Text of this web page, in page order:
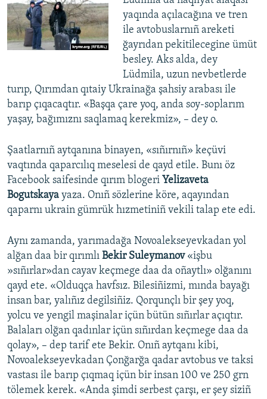
yaqında açılacağına ve tren
ile avtobuslarnıñ areketi
ğayrıdan pekitilecegine ümüt
besley. Aks alda, dey
Lüdmila, uzun nevbetlerde
turıp, Qırımdan qıtaiy Ukrainağa şahsiy arabası ile
barıp çıqacaqtır. «Başqa çare yoq, anda soy-soplarım
yaşay, bağımıznı saqlamaq kerekmiz», – dey o.
Şaatlarnıñ aytqanına binayen, «sıñırnıñ» keçüvi
vaqtında qaparcılıq meselesi de qayd etile. Bunı öz
Facebook saifesinde qırım blogeri Yelizaveta
Bogutskaya yaza. Onıñ sözlerine köre, aqayından
qaparnı ukrain gümrük hızmetiniñ vekili talap ete edi.
Aynı zamanda, yarımadağa Novoalekseyevkadan yol
alğan daa bir qırımlı Bekir Suleymanov«işbu
»sıñırlar»dan cayav keçmege daa da oñaytlı» olğanını
qayd ete. «Olduqça havfsız. Bilesiñizmi, mında bayağı
insan bar, yalıñız degilsiñiz. Qorqunçlı bir şey yoq,
yolcu ve yengil maşinalar içün bütün sıñırlar açıqtır.
Balaları olğan qadınlar içün sıñırdan keçmege daa da
qolay», – dep tarif ete Bekir. Onıñ aytqanı kibi,
Novoalekseyevkadan Çonğarğa qadar avtobus ve taksi
vastası ile barıp çıqmaq içün bir insan 100 ve 250 grn
tölemek kerek. «Anda şimdi serbest çarşı, еr şey siziñ